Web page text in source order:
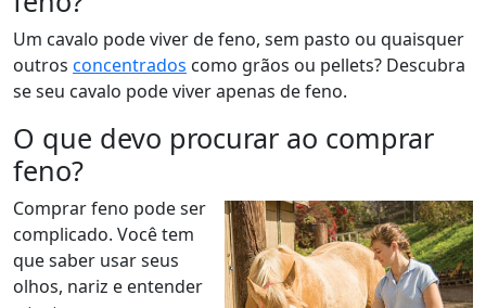
Um cavalo pode viver de feno, sem pasto ou quaisquer
outros concentrados como grãos ou pellets? Descubra
se seu cavalo pode viver apenas de feno.
O que devo procurar ao comprar
feno?
Comprar feno pode ser
complicado. Você tem
que saber usar seus
olhos, nariz e entender